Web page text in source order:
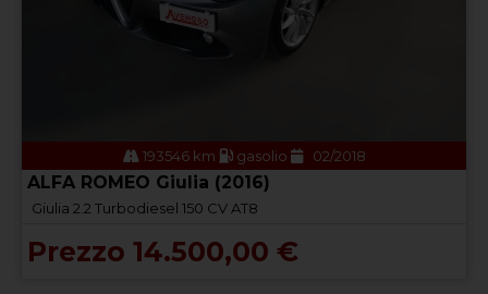
193546 km gasolio 02/2018
ALFA ROMEO Giulia (2016)
Giulia 2.2 Turbodiesel 150 CV AT8
Prezzo 14.500,00 €